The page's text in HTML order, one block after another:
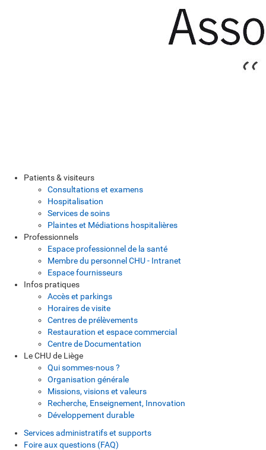
Patients & visiteurs
Consultations et examens
Hospitalisation
Services de soins
Plaintes et Médiations hospitalières
Professionnels
Espace professionnel de la santé
Membre du personnel CHU - Intranet
Espace fournisseurs
Infos pratiques
Accès et parkings
Horaires de visite
Centres de prélèvements
Restauration et espace commercial
Centre de Documentation
Le CHU de Liège
Qui sommes-nous ?
Organisation générale
Missions, visions et valeurs
Recherche, Enseignement, Innovation
Développement durable
Services administratifs et supports
Foire aux questions (FAQ)